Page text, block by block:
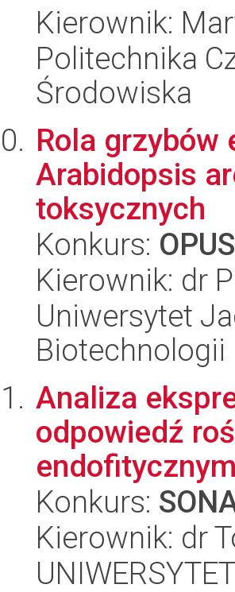
Kierownik:
Politechnika
Środowiska
Rola grzybów
Arabidopsis
toksycznych
Konkurs:
Kierownik: dr
Uniwersytet
Analiza
odpowiedź
Konkurs:
Kierownik: dr